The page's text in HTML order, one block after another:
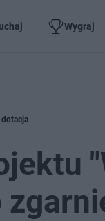
Wygraj
dotacja